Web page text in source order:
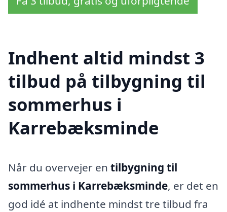
Indhent altid mindst 3
tilbud på tilbygning til
sommerhus i
Karrebæksminde
Når du overvejer en tilbygning til
sommerhus i Karrebæksminde, er det en
god idé at indhente mindst tre tilbud fra